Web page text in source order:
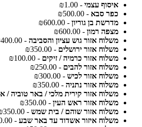
איסוף עצמי - ₪1.00
כפר סבא - ₪500.00
מדרשת בן גוריון - ₪600.00
מצפה רמון - ₪600.00
משלוח אזור גוש עציון והסביבה - ₪400.00
משלוח אזור ירושלים - ₪350.00
משלוח אזור כרמיה / זיקים - ₪100.00
משלוח אזור להבים - ₪250.00
משלוח אזור לכיש - ₪300.00
משלוח אזור נתניה - ₪350.00
משלוח אזור קירית מלכי / באר טוביה /
משלוח אזור ראש העין - ₪350.00
משלוח אזור שוהם / בית שמש - ₪350.00
משלוח איזור אשדוד עד באר שבע - ₪250.00